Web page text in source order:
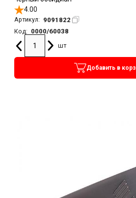
4.00
Артикул: 9091822
Код:
0000/60038
шт
Добавить в